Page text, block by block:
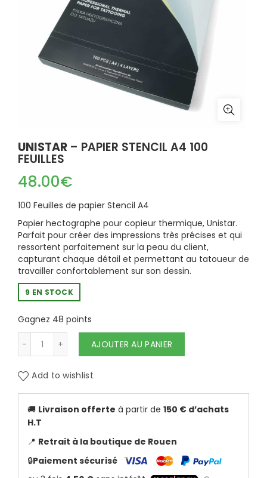
UNISTAR – PAPIER STENCIL A4 100
FEUILLES
48.00€
100 Feuilles de papier Stencil A4
Papier hectographe pour copieur thermique, Unistar.
Parfait pour créer des impressions très précises et qui
ressortent parfaitement sur la peau du client,
capturant chaque détail et permettant au tatoueur de
travailler confortablement sur son dessin.
9 EN STOCK
Gagnez 48 points
quantité de UNISTAR - PAPIER STENCIL A4 100
AJOUTER AU PANIER
Add to wishlist
🚚 Livraison offerte à partir de 150 € d’achats
H.T
📍 Retrait à la boutique de Rouen
🔒Paiement sécurisé